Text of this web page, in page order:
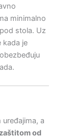
minimalno
stola. Uz
kada je
obezbeđuju
a
zaštitom od